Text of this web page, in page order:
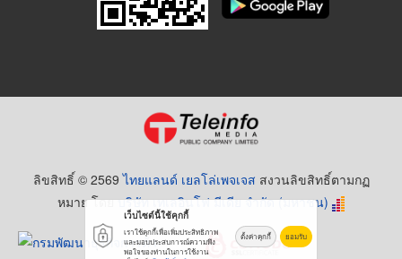
ลิขสิทธิ์ © 2569ไทยแลนด์ เยลโล่เพจเจส สงวนลิขสิทธิ์ตามกฏ
หมาย โดยบริษัท เทเลอินโฟ มีเดีย จำกัด (มหาชน)
เว็บไซต์นี้ใช้คุกกี้
เราใช้คุกกี้เพื่อเพิ่มประสิทธิภาพ
และมอบประสบการณ์ความพึง
พอใจของท่านในการใช้งาน
ตั้งค่าคุกกี้ ยอมรับ